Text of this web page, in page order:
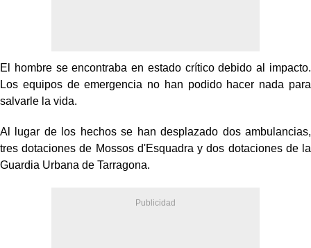
El hombre se encontraba en estado crítico debido al impacto.
Los equipos de emergencia no han podido hacer nada para
salvarle la vida.
Al lugar de los hechos se han desplazado dos ambulancias,
tres dotaciones de Mossos d'Esquadra y dos dotaciones de la
Guardia Urbana de Tarragona.